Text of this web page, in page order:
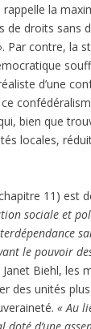
rappelle la
de droits sans
Par contre, la
d’une
bien que
locales,
11) est
sociale et
le pouvoir
Janet Biehl, les
des unités
« Au
doté d’une